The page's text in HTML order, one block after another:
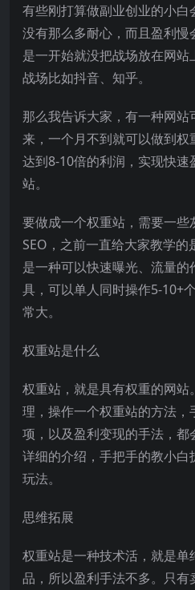
有些刚打算做副业创业的小
没有那么多耐心，而且盈利
是一开始就没把战场放在网
战场比如抖音、知乎。
那么我告诉大家，有一种网
来，一个月不到就可以做到
达到8-10倍的利润，实现快速
站。
要做成一个权重站，需要一
SEO，之前一直给大家教学的
是一种可以快速曝光、流量
具，可以单人同时操作5-10+
常大。
权重站是什么
权重站，就是具有权重的网站
理，操作一个权重站的方法
项，以及盈利变现的手法，
详细的介绍，手把手的教小
玩法。
思维拓展
权重站是一种技术活，就是
品，所以盈利手法不多。只有